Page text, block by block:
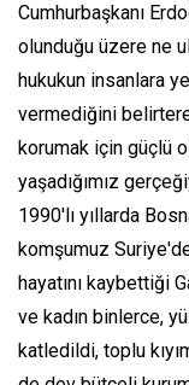
Cumhurbaşkanı
olunduğu üzere ne
hukukun insanlara
vermediğini
korumak için güçlü
yaşadığımız
1990'lı yıllarda
komşumuz
hayatını kaybettiği
ve kadın binlerce,
katledildi, toplu